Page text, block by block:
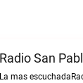
Radio San
La mas